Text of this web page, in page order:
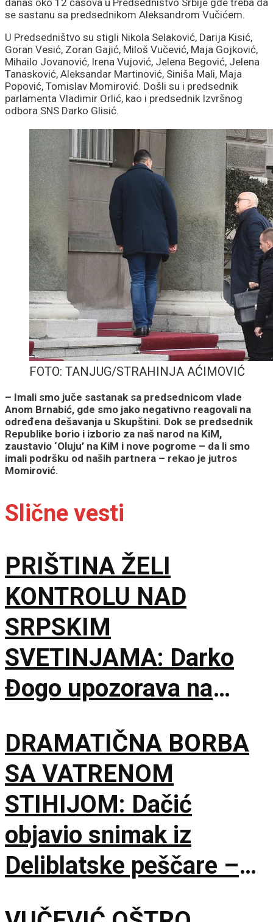
danas oko 12 časova u Predsedništvo Srbije gde treba da
se sastanu sa predsednikom Aleksandrom Vučićem.
U Predsedništvo su stigli Nikola Selaković, Darija Kisić,
Goran Vesić, Zoran Gajić, Miloš Vučević, Maja Gojković,
Mihailo Jovanović, Irena Vujović, Jelena Begović, Jelena
Tanasković, Aleksandar Martinović, Siniša Mali, Maja
Popović, Tomislav Momirović. Došli su i predsednik
parlamenta Vladimir Orlić, kao i predsednik Izvršnog
odbora SNS Darko Glisić.
FOTO: TANJUG/STRAHINJA AĆIMOVIĆ
– Imali smo juče sastanak sa predsednicom vlade
Anom Brnabić, gde smo jako negativno reagovali na
određena dešavanja u Skupštini. Dok se predsednik
Republike borio i izborio za naš narod na KiM,
zaustavio ‘Oluju’ na KiM i nove pogrome – da li smo
imali podršku od naših partnera – rekao je jutros
Momirović.
Slične vesti
PRIŠTINA ŽELI
KONTROLU NAD
SRPSKIM
SVETINJAMA: Darko
Đogo upozorava na
uvođenja licenciranih
vodiča na KiM
DRAMATIČNA BORBA
SA VATRENOM
STIHIJOM: Dačić
objavio snimak iz
Deliblatske peščare –